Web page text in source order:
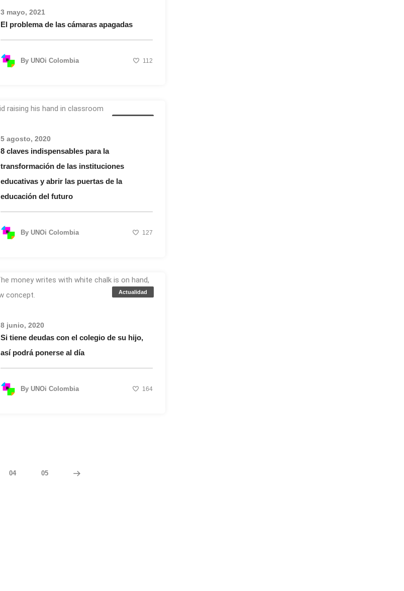
3 mayo, 2021
El problema de las cámaras apagadas
By UNOi Colombia 112
5 agosto, 2020
8 claves indispensables para la
transformación de las instituciones
educativas y abrir las puertas de la
educación del futuro
By UNOi Colombia 127
Actualidad
8 junio, 2020
Si tiene deudas con el colegio de su hijo,
así podrá ponerse al día
By UNOi Colombia 164
04 05